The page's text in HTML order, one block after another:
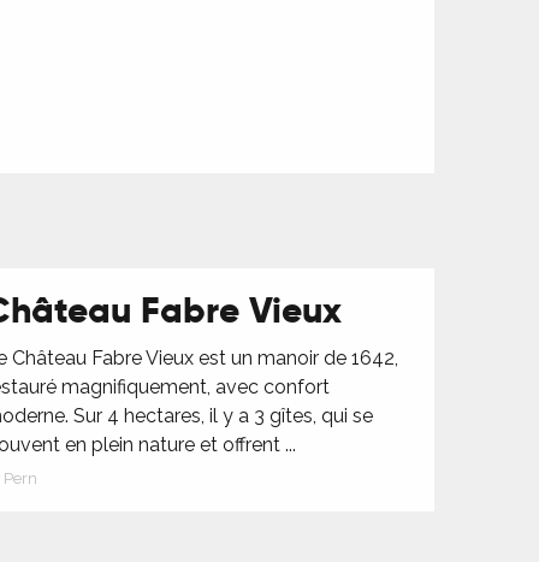
Fabre Vieux
Château Fabre Vieux est un manoir de 1642,
magnifiquement, avec confort
Sur 4 hectares, il y a 3 gîtes, qui se
en plein nature et offrent ...
Pern